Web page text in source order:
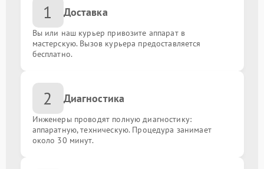
1 Доставка
Вы или наш курьер привозите аппарат в
мастерскую. Вызов курьера предоставляется
бесплатно.
2 Диагностика
Инженеры проводят полную диагностику:
аппаратную, техническую. Процедура занимает
около 30 минут.